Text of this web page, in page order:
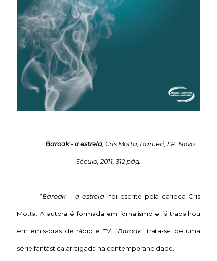
Baroak - a estrela, Cris Motta, Barueri, SP: Novo
Século, 2011, 312 pág.
“Baroak – a estrela” foi escrito pela carioca Cris
Motta. A autora é formada em jornalismo e já trabalhou
em emissoras de rádio e TV. “Baroak” trata-se de uma
série fantástica arraigada na contemporaneidade.